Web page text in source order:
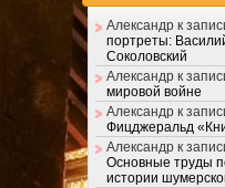
Александр к
портреты:
Соколовский
Александр к
мировой войне
Александр к
Фицджеральд
Александр к
Основные труды
истории